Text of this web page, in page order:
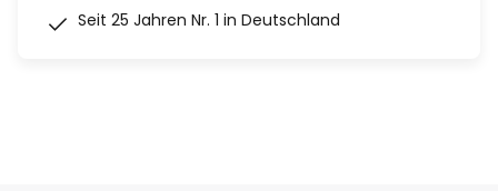
Seit 25 Jahren Nr. 1 in Deutschland